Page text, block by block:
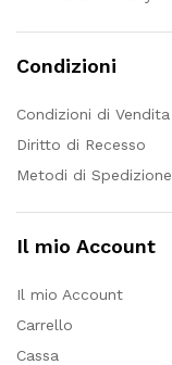
Condizioni
Condizioni di Vendita
Diritto di Recesso
Metodi di Spedizione
Il mio Account
Il mio Account
Carrello
Cassa